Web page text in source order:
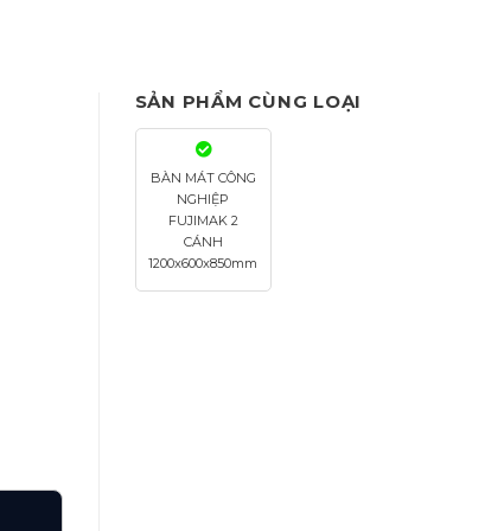
SẢN PHẨM CÙNG LOẠI
BÀN MÁT CÔNG
NGHIỆP
FUJIMAK 2
CÁNH
1200x600x850mm